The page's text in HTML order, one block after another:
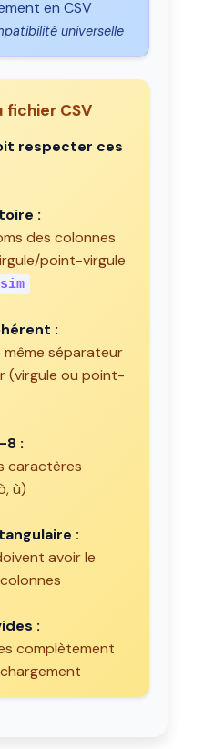
en CSV
universelle
fichier CSV
respecter ces
:
des colonnes
point-virgule
:
séparateur
(virgule ou point-
8 :
caractères
ù)
:
avoir le
:
complètement